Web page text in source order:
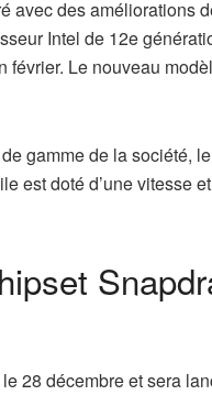
avec des améliorations
Intel de 12e
février. Le nouveau
gamme de la société,
est doté d’une vitesse
28 décembre et sera